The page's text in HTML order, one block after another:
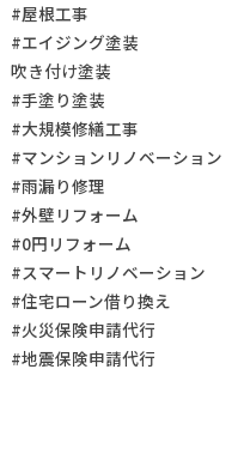
#屋根工事
#エイジング塗装
吹き付け塗装
#手塗り塗装
#大規模修繕工事
#マンションリノベーション
#雨漏り修理
#外壁リフォーム
#0円リフォーム
#スマートリノベーション
#住宅ローン借り換え
#火災保険申請代行
#地震保険申請代行